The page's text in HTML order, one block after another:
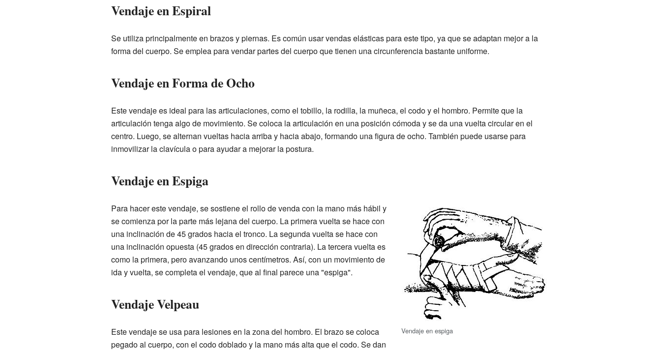
Vendaje en Espiral
Se utiliza principalmente en brazos y piernas. Es común usar vendas elásticas para este tipo, ya que se adaptan mejor a la
forma del cuerpo. Se emplea para vendar partes del cuerpo que tienen una circunferencia bastante uniforme.
Vendaje en Forma de Ocho
Este vendaje es ideal para las articulaciones, como el tobillo, la rodilla, la muñeca, el codo y el hombro. Permite que la
articulación tenga algo de movimiento. Se coloca la articulación en una posición cómoda y se da una vuelta circular en el
centro. Luego, se alternan vueltas hacia arriba y hacia abajo, formando una figura de ocho. También puede usarse para
inmovilizar la clavícula o para ayudar a mejorar la postura.
Vendaje en Espiga
Vendaje en espiga
Para hacer este vendaje, se sostiene el rollo de venda con la mano más hábil y
se comienza por la parte más lejana del cuerpo. La primera vuelta se hace con
una inclinación de 45 grados hacia el tronco. La segunda vuelta se hace con
una inclinación opuesta (45 grados en dirección contraria). La tercera vuelta es
como la primera, pero avanzando unos centímetros. Así, con un movimiento de
ida y vuelta, se completa el vendaje, que al final parece una "espiga".
Vendaje Velpeau
Este vendaje se usa para lesiones en la zona del hombro. El brazo se coloca
pegado al cuerpo, con el codo doblado y la mano más alta que el codo. Se dan